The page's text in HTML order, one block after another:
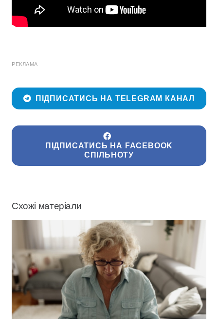
РЕКЛАМА
ПІДПИСАТИСЬ НА TELEGRAM КАНАЛ
ПІДПИСАТИСЬ НА FACEBOOK
СПІЛЬНОТУ
Схожі матеріали